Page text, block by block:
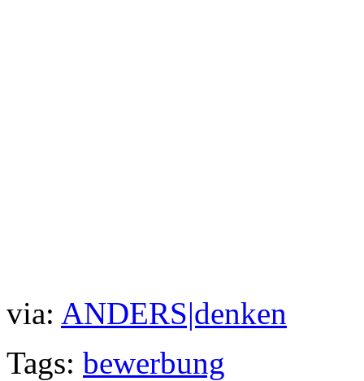
via: ANDERS|denken
Tags: bewerbung